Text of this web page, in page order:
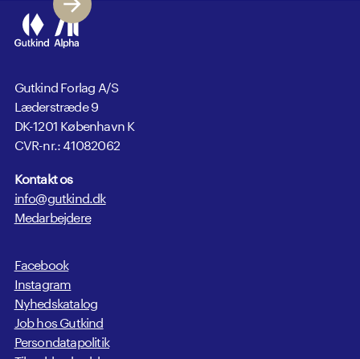
Gutkind Forlag A/S
Læderstræde 9
DK-1201 København K
CVR-nr.: 41082062
Kontakt os
info@gutkind.dk
Medarbejdere
Facebook
Instagram
Nyhedskatalog
Job hos Gutkind
Persondatapolitik